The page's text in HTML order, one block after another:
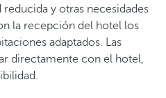
y otras necesidades
la recepción del hotel los
adaptados. Las
directamente con el hotel,